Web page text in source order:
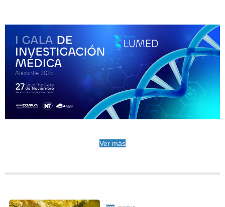
Ver más